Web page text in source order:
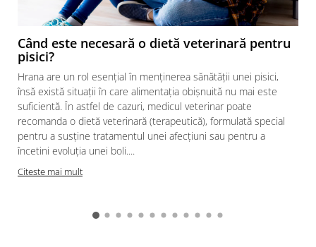
Când este necesară o dietă veterinară pentru
pisici?
Hrana are un rol esențial în menținerea sănătății unei pisici,
însă există situații în care alimentația obișnuită nu mai este
suficientă. În astfel de cazuri, medicul veterinar poate
recomanda o dietă veterinară (terapeutică), formulată special
pentru a susține tratamentul unei afecțiuni sau pentru a
încetini evoluția unei boli....
Citeste mai mult